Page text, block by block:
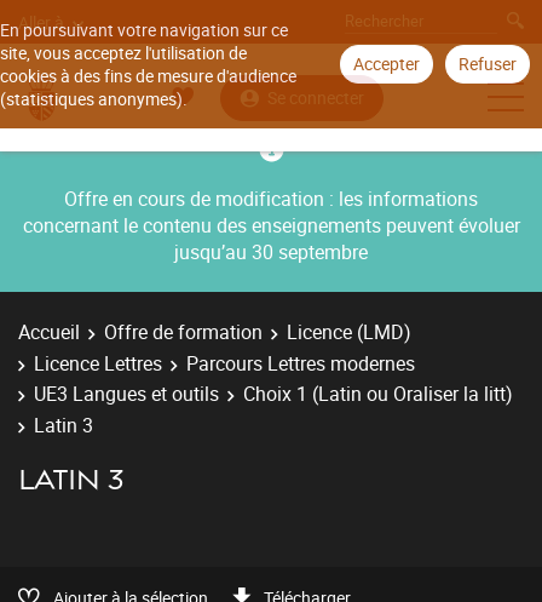
En poursuivant votre navigation sur ce
site, vous acceptez l'utilisation de
cookies à des fins de mesure d'audience
(statistiques anonymes).
Accepter Refuser
Aller à
Se connecter
Offre en cours de modification : les informations
concernant le contenu des enseignements peuvent évoluer
jusqu’au 30 septembre
Accueil Offre de formation
Licence (LMD)
Licence Lettres
Parcours Lettres modernes
UE3 Langues et outils
Choix 1 (Latin ou Oraliser la litt)
Latin 3
LATIN 3